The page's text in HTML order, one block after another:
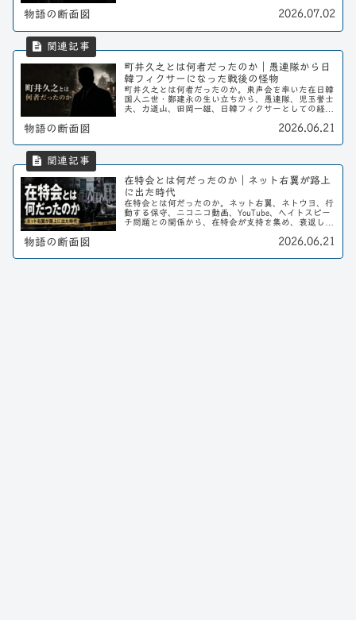
物語の断面図 2026.07.02
町井久之とは何者だったのか｜愚連隊から日
韓フィクサーになった戦後の怪物
町井久之とは何者だったのか。東声会を率いた在日韓
国人二世・鄭建永の生い立ちから、愚連隊、児玉誉士
夫、力道山、田岡一雄、日韓フィクサーとしての経
物語の断面図 2026.06.21
在特会とは何だったのか｜ネット右翼が路上
に出た時代
在特会とは何だったのか。ネット右翼、ネトウヨ、行
動する保守、ニコニコ動画、YouTube、ヘイトスピー
チ問題との関係から、在特会が支持を集め、衰退し、
物語の断面図 2026.06.21